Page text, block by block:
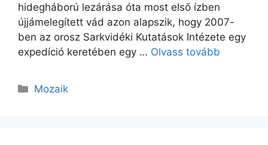
hidegháború lezárása óta most első ízben
újjámelegített vád azon alapszik, hogy 2007-
ben az orosz Sarkvidéki Kutatások Intézete egy
expedíció keretében egy … Olvass tovább
Kategória
Mozaik